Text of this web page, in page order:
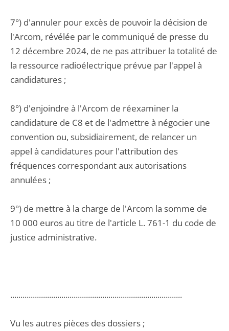
7°) d'annuler pour excès de pouvoir la décision de
l'Arcom, révélée par le communiqué de presse du
12 décembre 2024, de ne pas attribuer la totalité de
la ressource radioélectrique prévue par l'appel à
candidatures ;
8°) d'enjoindre à l'Arcom de réexaminer la
candidature de C8 et de l'admettre à négocier une
convention ou, subsidiairement, de relancer un
appel à candidatures pour l'attribution des
fréquences correspondant aux autorisations
annulées ;
9°) de mettre à la charge de l'Arcom la somme de
10 000 euros au titre de l'article L. 761-1 du code de
justice administrative.
....................................................................................
Vu les autres pièces des dossiers ;